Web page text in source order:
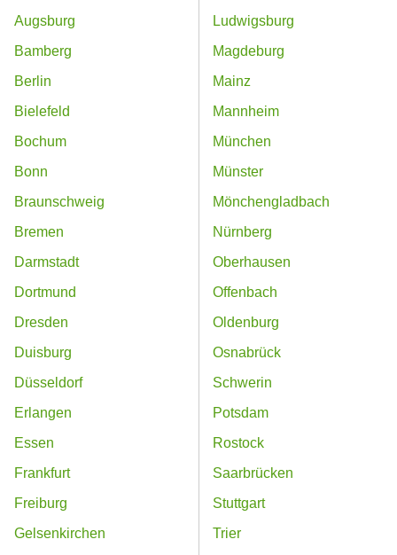
Augsburg
Bamberg
Berlin
Bielefeld
Bochum
Bonn
Braunschweig
Bremen
Darmstadt
Dortmund
Dresden
Duisburg
Düsseldorf
Erlangen
Essen
Frankfurt
Freiburg
Gelsenkirchen
Ludwigsburg
Magdeburg
Mainz
Mannheim
München
Münster
Mönchengladbach
Nürnberg
Oberhausen
Offenbach
Oldenburg
Osnabrück
Schwerin
Potsdam
Rostock
Saarbrücken
Stuttgart
Trier